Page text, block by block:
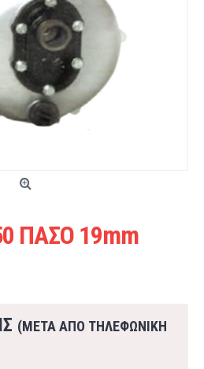
ΠAΣO 19mm
(ΜΕΤΑ ΑΠΟ ΤΗΛΕΦΩΝΙΚΗ